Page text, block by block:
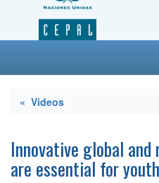
« Videos
Innovative global
are essential for